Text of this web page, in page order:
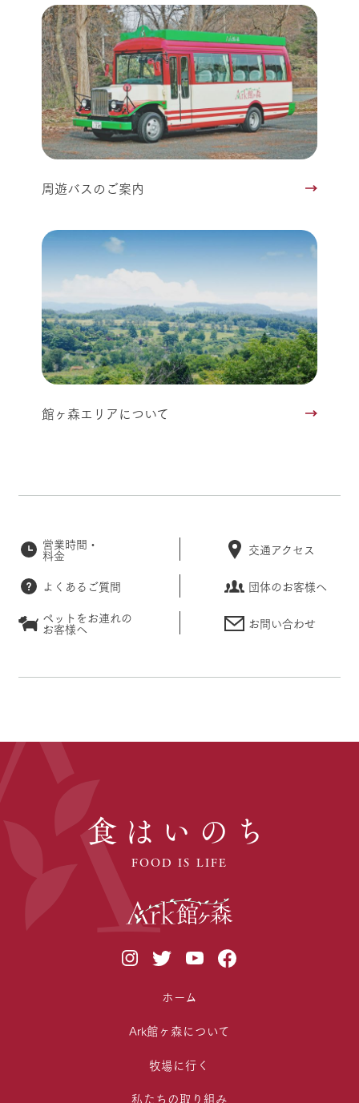
周遊バスのご案内
館ヶ森エリアについて
営業時間・
料金 交通アクセス
よくあるご質問
団体のお客様へ
ペットをお連れの
お客様へ お問い合わせ
食はいのち
FOOD IS LIFE
ホーム
Ark館ヶ森について
牧場に行く
私たちの取り組み